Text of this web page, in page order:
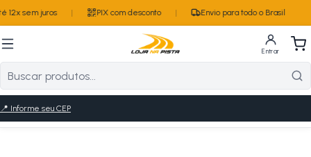
sem juros PIX com desconto Envio para todo o Brasil
Entrar
📍 Informe seu CEP